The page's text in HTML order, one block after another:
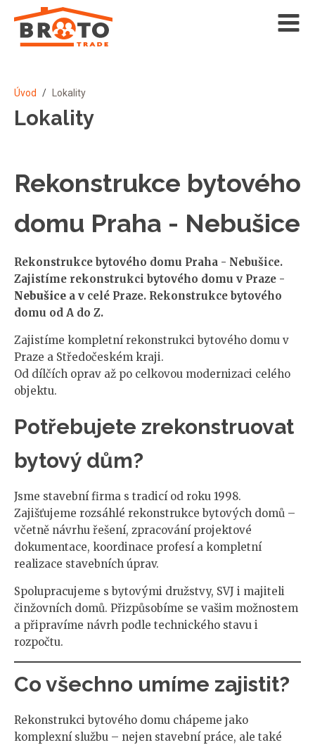
Úvod / Lokality
Lokality
Rekonstrukce bytového
domu Praha - Nebušice
Rekonstrukce bytového domu Praha - Nebušice.
Zajistíme rekonstrukci bytového domu v Praze -
Nebušice a v celé Praze. Rekonstrukce bytového
domu od A do Z.
Zajistíme kompletní rekonstrukci bytového domu v
Praze a Středočeském kraji.
Od dílčích oprav až po celkovou modernizaci celého
objektu.
Potřebujete zrekonstruovat
bytový dům?
Jsme stavební firma s tradicí od roku 1998.
Zajišťujeme rozsáhlé rekonstrukce bytových domů –
včetně návrhu řešení, zpracování projektové
dokumentace, koordinace profesí a kompletní
realizace stavebních úprav.
Spolupracujeme s bytovými družstvy, SVJ i majiteli
činžovních domů. Přizpůsobíme se vašim možnostem
a připravíme návrh podle technického stavu i
rozpočtu.
Co všechno umíme zajistit?
Rekonstrukci bytového domu chápeme jako
komplexní službu – nejen stavební práce, ale také